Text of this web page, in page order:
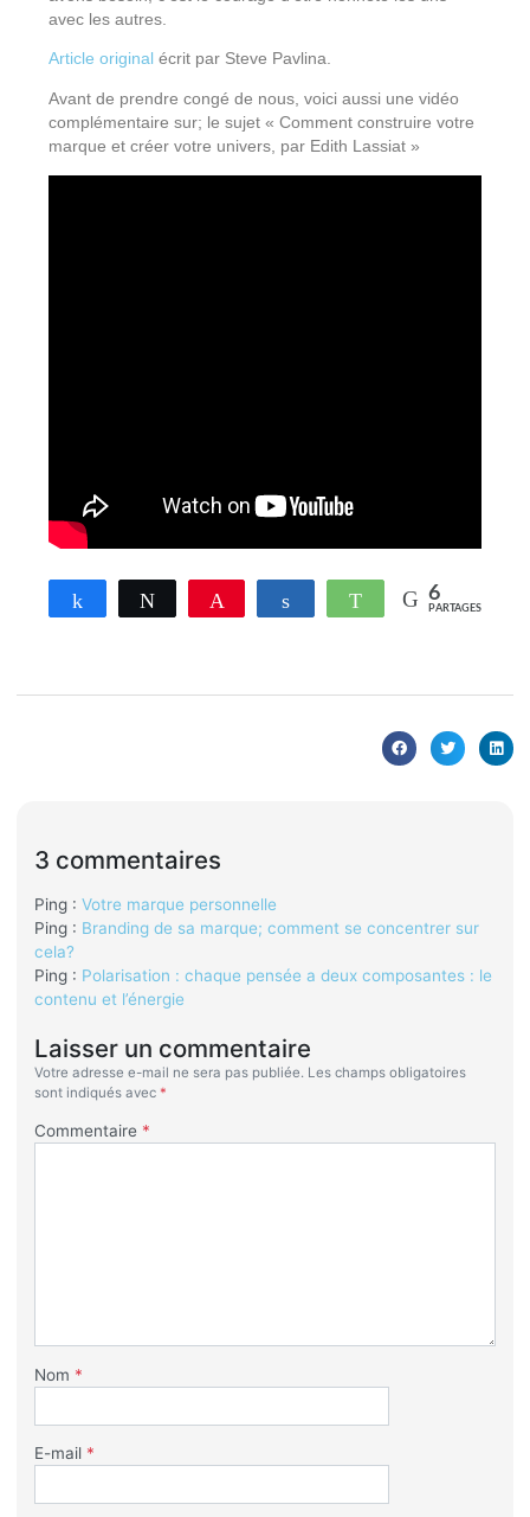
avec les autres.
Article original écrit par Steve Pavlina.
Avant de prendre congé de nous, voici aussi une vidéo
complémentaire sur; le sujet « Comment construire votre
marque et créer votre univers, par Edith Lassiat »
Partagez Tweetez Enregistrer Partagez WhatsApp
6
PARTAGES
3 commentaires
Ping : Votre marque personnelle
Ping : Branding de sa marque; comment se concentrer sur
cela?
Ping : Polarisation : chaque pensée a deux composantes : le
contenu et l’énergie
Laisser un commentaire
Votre adresse e-mail ne sera pas publiée. Les champs obligatoires
sont indiqués avec *
Commentaire *
Nom *
E-mail *